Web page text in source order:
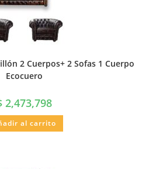
2 Cuerpos+ 2 Sofas 1 Cuerpo
Ecocuero
2,473,798
al carrito